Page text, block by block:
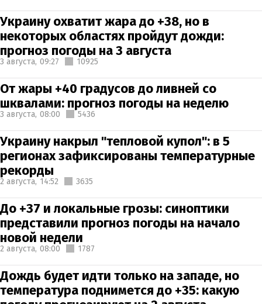
Украину охватит жара до +38, но в
некоторых областях пройдут дожди:
прогноз погоды на 3 августа
3 августа, 09:27 10925
От жары +40 градусов до ливней со
шквалами: прогноз погоды на неделю
3 августа, 08:00 5436
Украину накрыл "тепловой купол": в 5
регионах зафиксированы температурные
рекорды
2 августа, 14:52 3635
До +37 и локальные грозы: синоптики
представили прогноз погоды на начало
новой недели
2 августа, 08:00 1787
Дождь будет идти только на западе, но
температура поднимется до +35: какую